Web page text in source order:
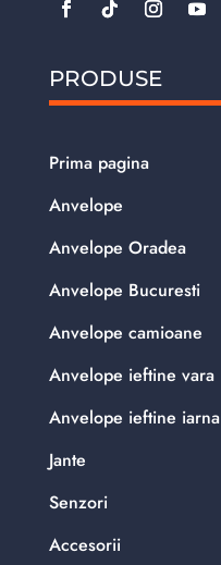
PRODUSE
Prima pagina
Anvelope
Anvelope Oradea
Anvelope Bucuresti
Anvelope camioane
Anvelope ieftine vara
Anvelope ieftine iarna
Jante
Senzori
Accesorii